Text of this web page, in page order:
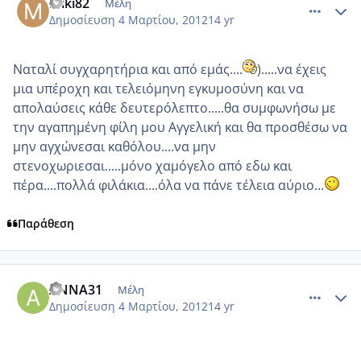
Μέλη
Δημοσίευση 4 Μαρτίου, 201214 yr
Ναταλί συγχαρητήρια και από εμάς....
).....να έχεις
μια υπέροχη και τελειόμηνη εγκυμοσύνη και να
απολαύσεις κάθε δευτερόλεπτο.....θα συμφωνήσω με
την αγαπημένη φίλη μου Αγγελική και θα προσθέσω να
μην αγχώνεσαι καθόλου....να μην
στενοχωριεσαι.....μόνο χαμόγελο από εδω και
πέρα....πολλά φιλάκια....όλα να πάνε τέλεια αύριο...
Παράθεση
ΑΝΝΑ31 Μέλη
Δημοσίευση 4 Μαρτίου, 201214 yr